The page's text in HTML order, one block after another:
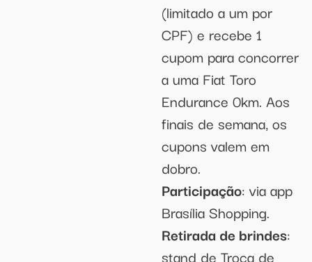
(limitado a um por
CPF) e recebe 1
cupom para concorrer
a uma Fiat Toro
Endurance 0km. Aos
finais de semana, os
cupons valem em
dobro.
Participação: via app
Brasília Shopping.
Retirada de brindes:
stand de Troca de